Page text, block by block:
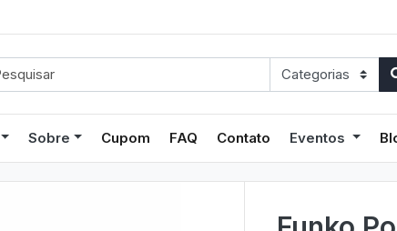
Sobre Cupom FAQ Contato Eventos